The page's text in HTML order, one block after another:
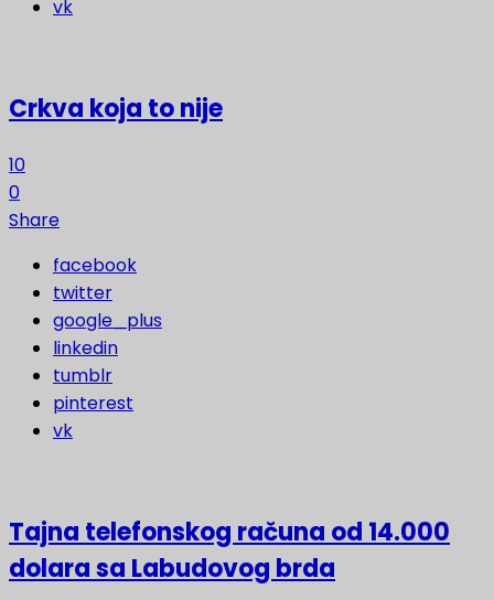
vk
Crkva koja to nije
10
0
Share
facebook
twitter
google_plus
linkedin
tumblr
pinterest
vk
Tajna telefonskog računa od 14.000
dolara sa Labudovog brda